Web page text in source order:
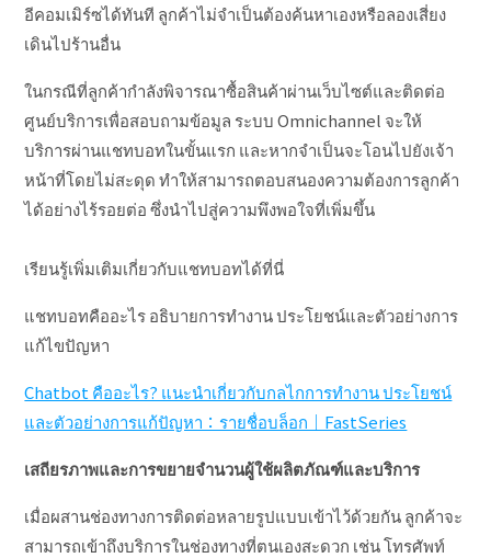
อีคอมเมิร์ซได้ทันที ลูกค้าไม่จำเป็นต้องค้นหาเองหรือลองเสี่ยง
เดินไปร้านอื่น
ในกรณีที่ลูกค้ากำลังพิจารณาซื้อสินค้าผ่านเว็บไซต์และติดต่อ
ศูนย์บริการเพื่อสอบถามข้อมูล ระบบ Omnichannel จะให้
บริการผ่านแชทบอทในขั้นแรก และหากจำเป็นจะโอนไปยังเจ้า
หน้าที่โดยไม่สะดุด ทำให้สามารถตอบสนองความต้องการลูกค้า
ได้อย่างไร้รอยต่อ ซึ่งนำไปสู่ความพึงพอใจที่เพิ่มขึ้น
เรียนรู้เพิ่มเติมเกี่ยวกับแชทบอทได้ที่นี่
แชทบอทคืออะไร อธิบายการทำงาน ประโยชน์และตัวอย่างการ
แก้ไขปัญหา
Chatbot คืออะไร? แนะนำเกี่ยวกับกลไกการทำงาน ประโยชน์
และตัวอย่างการแก้ปัญหา：รายชื่อบล็อก｜FastSeries
เสถียรภาพและการขยายจำนวนผู้ใช้ผลิตภัณฑ์และบริการ
เมื่อผสานช่องทางการติดต่อหลายรูปแบบเข้าไว้ด้วยกัน ลูกค้าจะ
สามารถเข้าถึงบริการในช่องทางที่ตนเองสะดวก เช่น โทรศัพท์